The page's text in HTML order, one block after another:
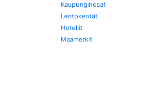
Kaupunginosat
Lentokentät
Hotellit
Maamerkit